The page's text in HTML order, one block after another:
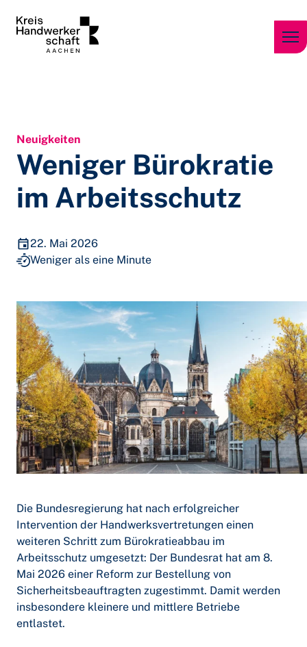
Neuigkeiten
Weniger Bürokratie
im Arbeitsschutz
22. Mai 2026
Weniger als eine Minute
Die Bundesregierung hat nach erfolgreicher
Intervention der Handwerksvertretungen einen
weiteren Schritt zum Bürokratieabbau im
Arbeitsschutz umgesetzt: Der Bundesrat hat am 8.
Mai 2026 einer Reform zur Bestellung von
Sicherheitsbeauftragten zugestimmt. Damit werden
insbesondere kleinere und mittlere Betriebe
entlastet.